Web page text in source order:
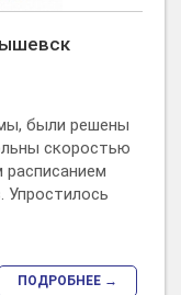
были решены
скоростью
расписанием
Упростилось
ПОДРОБНЕЕ →